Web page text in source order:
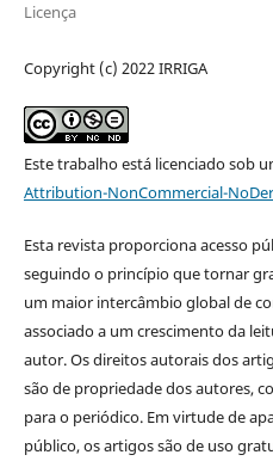
Licença
Copyright (c) 2022 IRRIGA
Este trabalho está licenciado sob
Attribution-NonCommercial-
Esta revista proporciona acesso
seguindo o princípio que tornar
um maior intercâmbio global de
associado a um crescimento da
autor. Os direitos autorais dos
são de propriedade dos autores,
para o periódico. Em virtude de
público, os artigos são de uso